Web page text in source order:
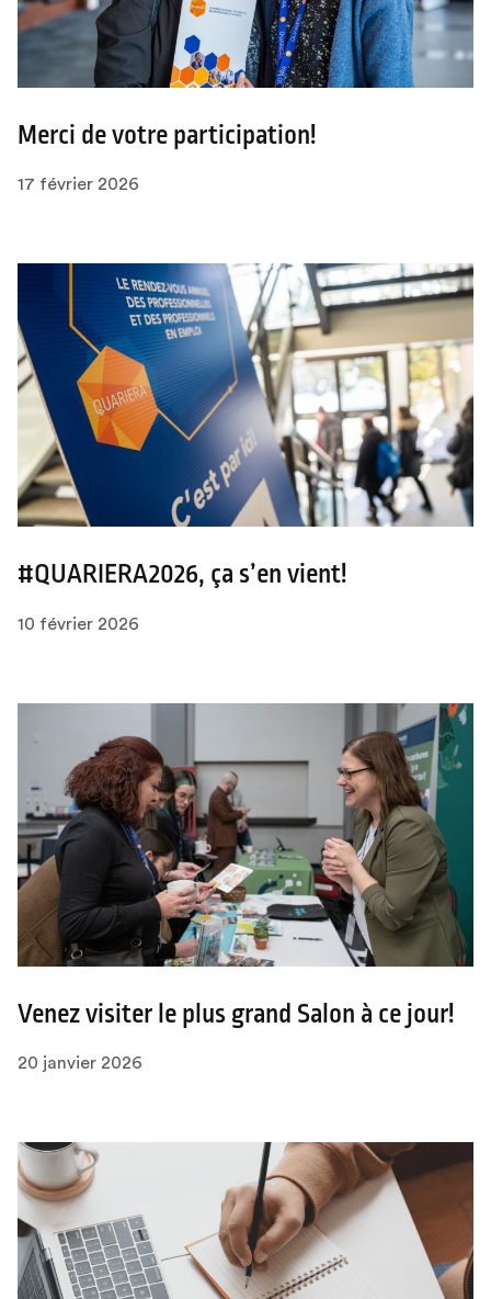
Merci de votre participation!
17 février 2026
#QUARIERA2026, ça s’en vient!
10 février 2026
Venez visiter le plus grand Salon à ce jour!
20 janvier 2026